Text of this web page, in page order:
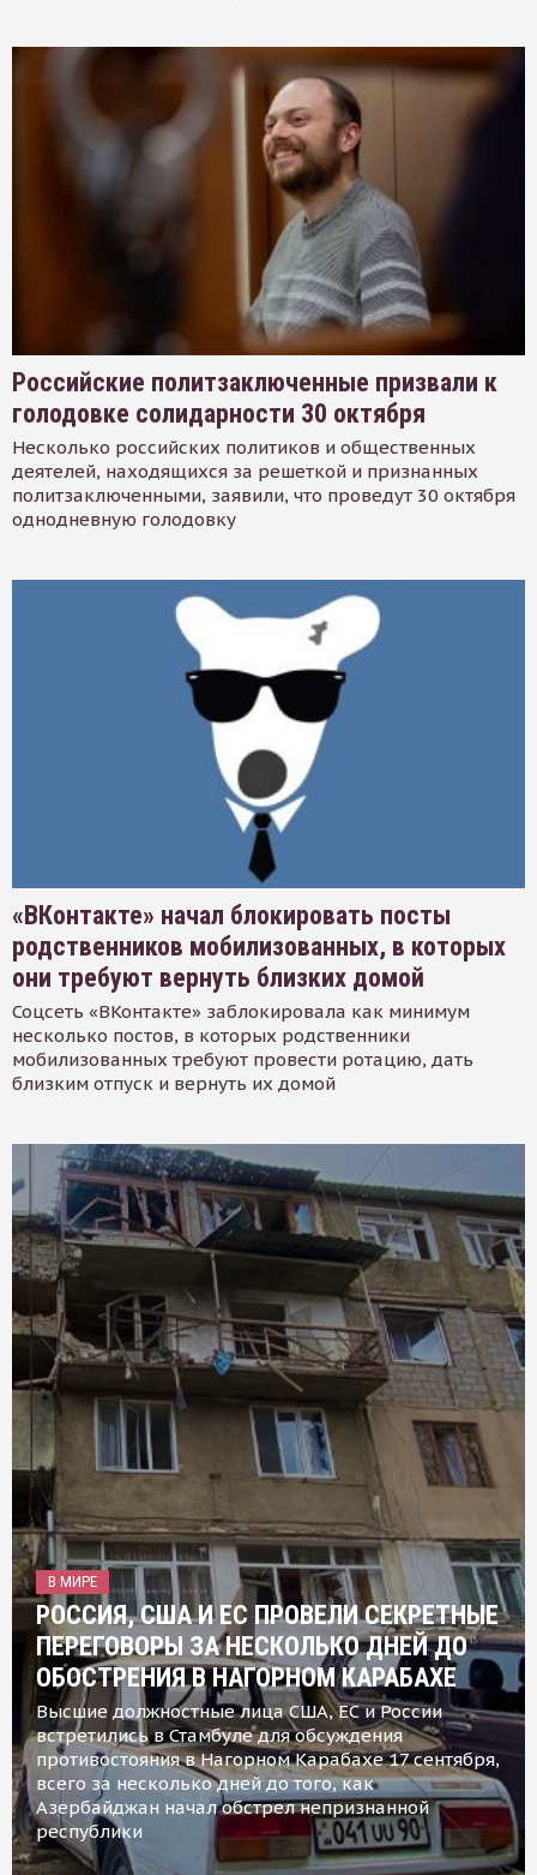
Российские политзаключенные призвали к
голодовке солидарности 30 октября
Несколько российских политиков и общественных
деятелей, находящихся за решеткой и признанных
политзаключенными, заявили, что проведут 30 октября
однодневную голодовку
«ВКонтакте» начал блокировать посты
родственников мобилизованных, в которых
они требуют вернуть близких домой
Соцсеть «ВКонтакте» заблокировала как минимум
несколько постов, в которых родственники
мобилизованных требуют провести ротацию, дать
близким отпуск и вернуть их домой
В МИРЕ
РОССИЯ, США И ЕС ПРОВЕЛИ СЕКРЕТНЫЕ
ПЕРЕГОВОРЫ ЗА НЕСКОЛЬКО ДНЕЙ ДО
ОБОСТРЕНИЯ В НАГОРНОМ КАРАБАХЕ
Высшие должностные лица США, ЕС и России
встретились в Стамбуле для обсуждения
противостояния в Нагорном Карабахе 17 сентября,
всего за несколько дней до того, как
Азербайджан начал обстрел непризнанной
республики